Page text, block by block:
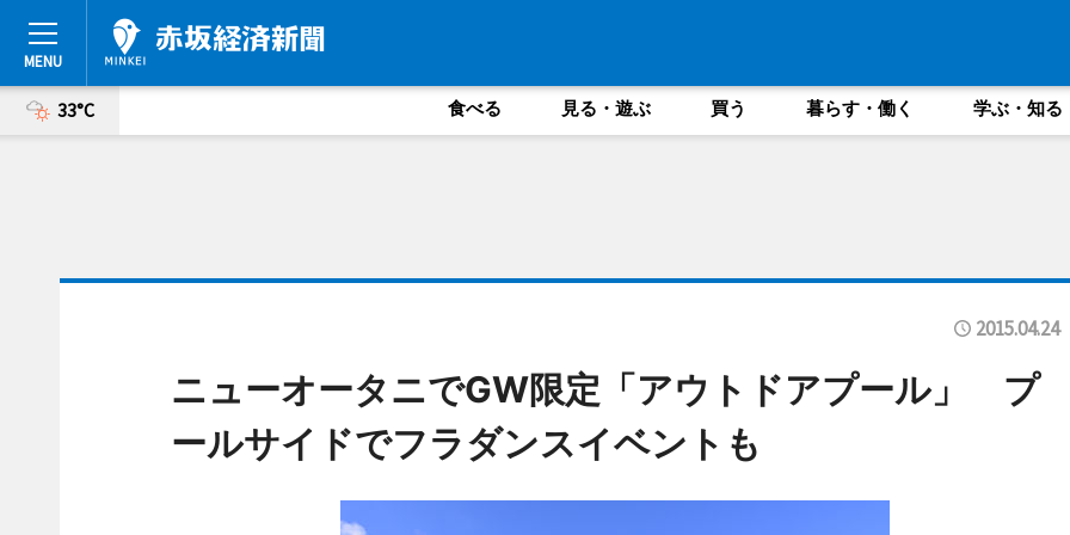
33°C 食べる 見る・遊ぶ 買う 暮らす・働く 学ぶ・知る
2015.04.24
ニューオータニでGW限定「アウトドアプール」 プ
ールサイドでフラダンスイベントも